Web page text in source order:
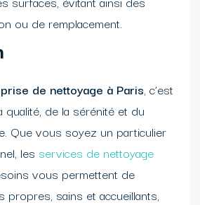
ou de remplacement.
de nettoyage à Paris, c’est
qualité, de la sérénité et du
Que vous soyez un particulier
les services de nettoyage
vous permettent de
propres, sains et accueillants,